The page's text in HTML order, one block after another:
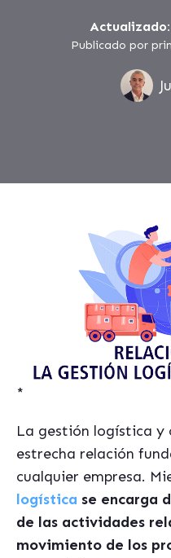
Publicado por
*
La gestión logística y
estrecha relación
cualquier empresa.
logística se encarga
de las actividades
movimiento de los